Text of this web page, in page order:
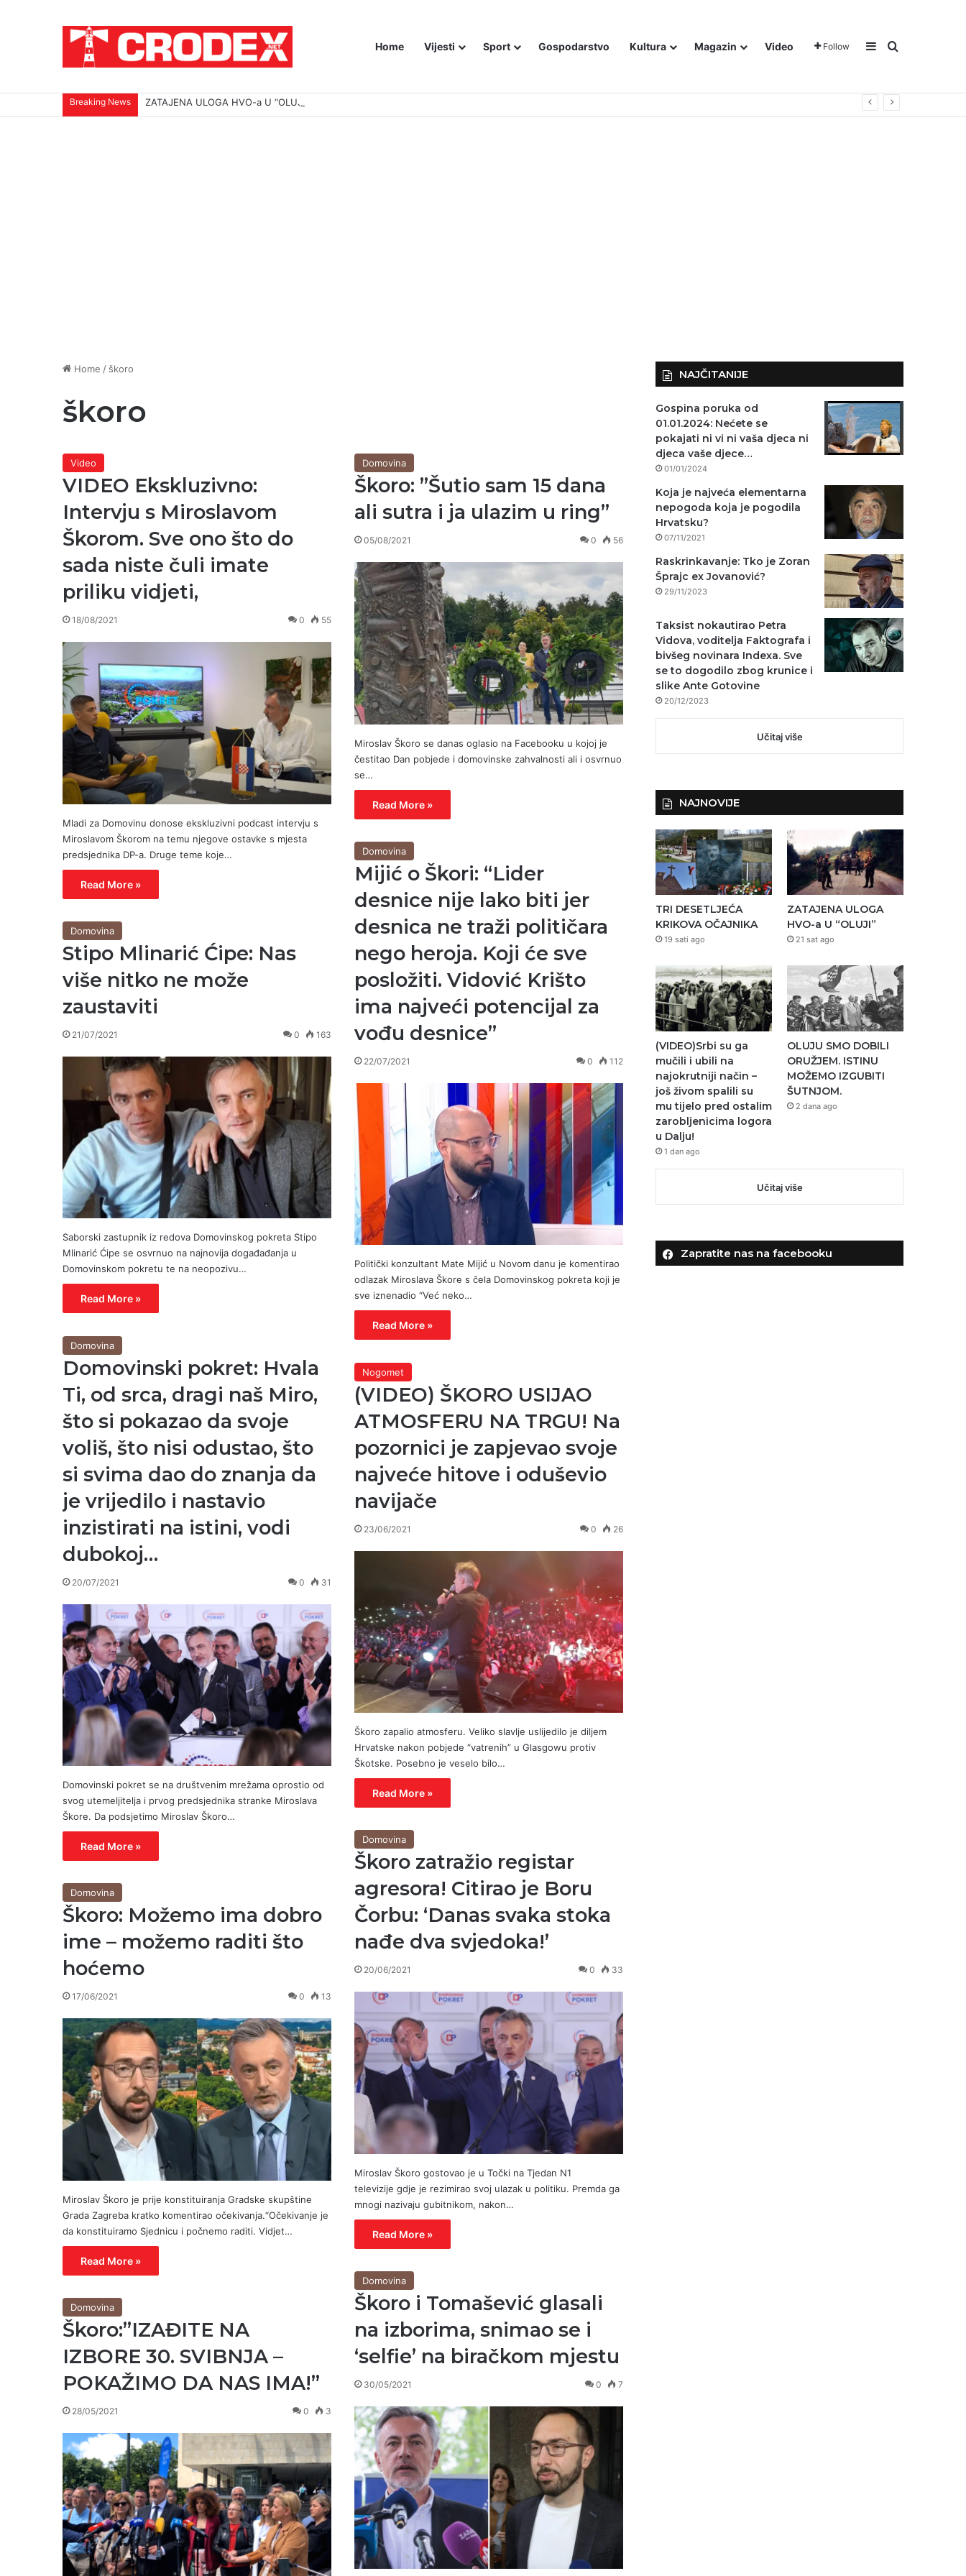
Home Vijesti Sport Gospodarstvo Kultura Magazin Video Follow Sidebar
Traži
Breaking News ZATAJENA ULOGA HVO-a U “OLUJI”
Home / škoro
škoro
Video
VIDEO Ekskluzivno:
Intervju s Miroslavom
Škorom. Sve ono što do
sada niste čuli imate
priliku vidjeti,
18/08/2021 0 55
Mladi za Domovinu donose ekskluzivni podcast intervju s
Miroslavom Škorom na temu njegove ostavke s mjesta
predsjednika DP-a. Druge teme koje…
Read More »
Domovina
Škoro: ”Šutio sam 15 dana
ali sutra i ja ulazim u ring”
05/08/2021 0 56
Miroslav Škoro se danas oglasio na Facebooku u kojoj je
čestitao Dan pobjede i domovinske zahvalnosti ali i osvrnuo
se…
Read More »
Domovina
Mijić o Škori: “Lider
desnice nije lako biti jer
desnica ne traži političara
nego heroja. Koji će sve
posložiti. Vidović Krišto
ima najveći potencijal za
vođu desnice”
22/07/2021 0 112
Politički konzultant Mate Mijić u Novom danu je komentirao
odlazak Miroslava Škore s čela Domovinskog pokreta koji je
sve iznenadio “Već neko…
Read More »
Domovina
Stipo Mlinarić Ćipe: Nas
više nitko ne može
zaustaviti
21/07/2021 0 163
Saborski zastupnik iz redova Domovinskog pokreta Stipo
Mlinarić Ćipe se osvrnuo na najnovija događađanja u
Domovinskom pokretu te na neopozivu…
Read More »
Domovina
Domovinski pokret: Hvala
Ti, od srca, dragi naš Miro,
što si pokazao da svoje
voliš, što nisi odustao, što
si svima dao do znanja da
je vrijedilo i nastavio
inzistirati na istini, vodi
dubokoj…
20/07/2021 0 31
Domovinski pokret se na društvenim mrežama oprostio od
svog utemeljitelja i prvog predsjednika stranke Miroslava
Škore. Da podsjetimo Miroslav Škoro…
Read More »
Nogomet
(VIDEO) ŠKORO USIJAO
ATMOSFERU NA TRGU! Na
pozornici je zapjevao svoje
najveće hitove i oduševio
navijače
23/06/2021 0 26
Škoro zapalio atmosferu. Veliko slavlje uslijedilo je diljem
Hrvatske nakon pobjede “vatrenih” u Glasgowu protiv
Škotske. Posebno je veselo bilo…
Read More »
Domovina
Škoro zatražio registar
agresora! Citirao je Boru
Čorbu: ‘Danas svaka stoka
nađe dva svjedoka!’
20/06/2021 0 33
Miroslav Škoro gostovao je u Točki na Tjedan N1
televizije gdje je rezimirao svoj ulazak u politiku. Premda ga
mnogi nazivaju gubitnikom, nakon…
Read More »
Domovina
Škoro: Možemo ima dobro
ime – možemo raditi što
hoćemo
17/06/2021 0 13
Miroslav Škoro je prije konstituiranja Gradske skupštine
Grada Zagreba kratko komentirao očekivanja.“Očekivanje je
da konstituiramo Sjednicu i počnemo raditi. Vidjet…
Read More »
Domovina
Škoro i Tomašević glasali
na izborima, snimao se i
‘selfie’ na biračkom mjestu
30/05/2021 0 7
Domovina
Škoro:”IZAĐITE NA
IZBORE 30. SVIBNJA –
POKAŽIMO DA NAS IMA!”
28/05/2021 0 3
NAJČITANIJE
Gospina poruka od
01.01.2024: Nećete se
pokajati ni vi ni vaša djeca ni
djeca vaše djece…
01/01/2024
Koja je najveća elementarna
nepogoda koja je pogodila
Hrvatsku?
07/11/2021
Raskrinkavanje: Tko je Zoran
Šprajc ex Jovanović?
29/11/2023
Taksist nokautirao Petra
Vidova, voditelja Faktografa i
bivšeg novinara Indexa. Sve
se to dogodilo zbog krunice i
slike Ante Gotovine
20/12/2023
Učitaj više
NAJNOVIJE
TRI DESETLJEĆA
KRIKOVA OČAJNIKA
19 sati ago
ZATAJENA ULOGA
HVO-a U “OLUJI”
21 sat ago
(VIDEO)Srbi su ga
mučili i ubili na
najokrutniji način –
još živom spalili su
mu tijelo pred ostalim
zarobljenicima logora
u Dalju!
1 dan ago
OLUJU SMO DOBILI
ORUŽJEM. ISTINU
MOŽEMO IZGUBITI
ŠUTNJOM.
2 dana ago
Učitaj više
Zapratite nas na facebooku